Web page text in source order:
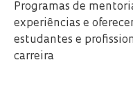
Programas de
experiências e
estudantes e
carreira